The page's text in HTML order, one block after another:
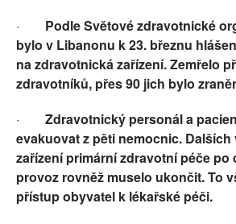
· Podle Světové zdravotnické
bylo v Libanonu k 23. březnu
na zdravotnická zařízení. Zemřelo
zdravotníků, přes 90 jich bylo
· Zdravotnický personál a
evakuovat z pěti nemocnic. Dalších
zařízení primární zdravotní péče po
provoz rovněž muselo ukončit. To
přístup obyvatel k lékařské péči.